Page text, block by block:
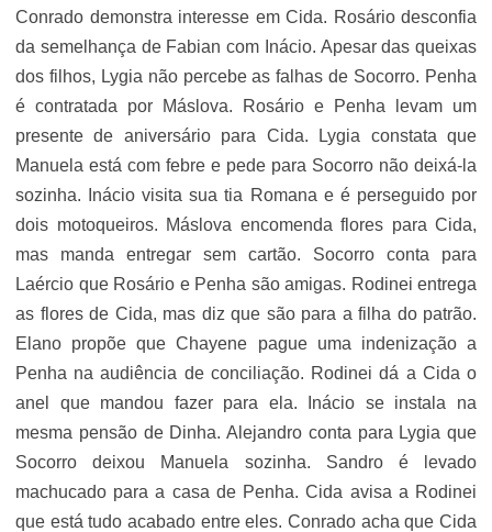
Conrado demonstra interesse em Cida. Rosário desconfia
da semelhança de Fabian com Inácio. Apesar das queixas
dos filhos, Lygia não percebe as falhas de Socorro. Penha
é contratada por Máslova. Rosário e Penha levam um
presente de aniversário para Cida. Lygia constata que
Manuela está com febre e pede para Socorro não deixá-la
sozinha. Inácio visita sua tia Romana e é perseguido por
dois motoqueiros. Máslova encomenda flores para Cida,
mas manda entregar sem cartão. Socorro conta para
Laércio que Rosário e Penha são amigas. Rodinei entrega
as flores de Cida, mas diz que são para a filha do patrão.
Elano propõe que Chayene pague uma indenização a
Penha na audiência de conciliação. Rodinei dá a Cida o
anel que mandou fazer para ela. Inácio se instala na
mesma pensão de Dinha. Alejandro conta para Lygia que
Socorro deixou Manuela sozinha. Sandro é levado
machucado para a casa de Penha. Cida avisa a Rodinei
que está tudo acabado entre eles. Conrado acha que Cida